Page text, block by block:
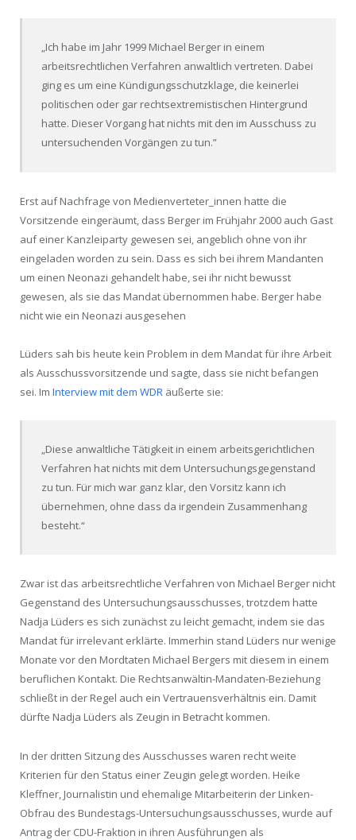
„Ich habe im Jahr 1999 Michael Berger in einem
arbeitsrechtlichen Verfahren anwaltlich vertreten. Dabei
ging es um eine Kündigungsschutzklage, die keinerlei
politischen oder gar rechtsextremistischen Hintergrund
hatte. Dieser Vorgang hat nichts mit den im Ausschuss zu
untersuchenden Vorgängen zu tun.”
Erst auf Nachfrage von Medienverteter_innen hatte die
Vorsitzende eingeräumt, dass Berger im Frühjahr 2000 auch Gast
auf einer Kanzleiparty gewesen sei, angeblich ohne von ihr
eingeladen worden zu sein. Dass es sich bei ihrem Mandanten
um einen Neonazi gehandelt habe, sei ihr nicht bewusst
gewesen, als sie das Mandat übernommen habe. Berger habe
nicht wie ein Neonazi ausgesehen
Lüders sah bis heute kein Problem in dem Mandat für ihre Arbeit
als Ausschussvorsitzende und sagte, dass sie nicht befangen
sei. Im Interview mit dem WDR äußerte sie:
„Diese anwaltliche Tätigkeit in einem arbeitsgerichtlichen
Verfahren hat nichts mit dem Untersuchungsgegenstand
zu tun. Für mich war ganz klar, den Vorsitz kann ich
übernehmen, ohne dass da irgendein Zusammenhang
besteht.“
Zwar ist das arbeitsrechtliche Verfahren von Michael Berger nicht
Gegenstand des Untersuchungsausschusses, trotzdem hatte
Nadja Lüders es sich zunächst zu leicht gemacht, indem sie das
Mandat für irrelevant erklärte. Immerhin stand Lüders nur wenige
Monate vor den Mordtaten Michael Bergers mit diesem in einem
beruflichen Kontakt. Die Rechtsanwältin-Mandaten-Beziehung
schließt in der Regel auch ein Vertrauensverhältnis ein. Damit
dürfte Nadja Lüders als Zeugin in Betracht kommen.
In der dritten Sitzung des Ausschusses waren recht weite
Kriterien für den Status einer Zeugin gelegt worden. Heike
Kleffner, Journalistin und ehemalige Mitarbeiterin der Linken-
Obfrau des Bundestags-Untersuchungsausschusses, wurde auf
Antrag der CDU-Fraktion in ihren Ausführungen als